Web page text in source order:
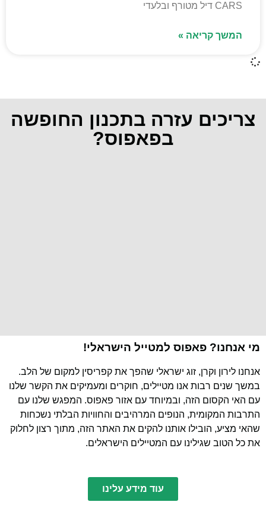
CARS דיל מטורף ובלעדי
המשך קריאה »
צריכים עזרה בתכנון החופשה
בפאפוס?
מי אנחנו? פאפוס למטייל הישראלי!
אנחנו לירון וקרן, זוג ישראלי שהפך את קפריסין למקום של הלב.
במשך שנים רבות אנו מטיילים, חוקרים ומעמיקים את הקשר שלנו
עם האי הקסום הזה, ובמיוחד עם אזור פאפוס. המפגש שלנו עם
התרבות המקומית, הנופים המרהיבים והחוויות הבלתי נשכחות
שהאי מציע, הובילו אותנו להקים את האתר הזה, מתוך רצון לחלוק
את כל הטוב שגילינו עם המטיילים הישראלים.
עוד מידע עלינו